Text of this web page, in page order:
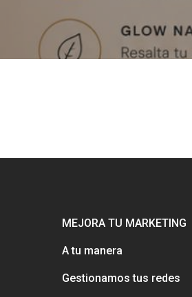
MEJORA TU MARKETING
A tu manera
Gestionamos tus redes